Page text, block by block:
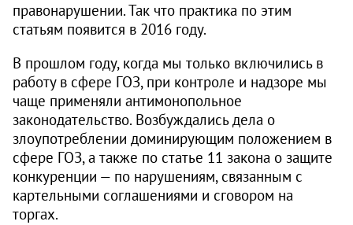
правонарушении. Так что практика по этим
статьям появится в 2016 году.
В прошлом году, когда мы только включились в
работу в сфере ГОЗ, при контроле и надзоре мы
чаще применяли антимонопольное
законодательство. Возбуждались дела о
злоупотреблении доминирующим положением в
сфере ГОЗ, а также по статье 11 закона о защите
конкуренции — по нарушениям, связанным с
картельными соглашениями и сговором на
торгах.